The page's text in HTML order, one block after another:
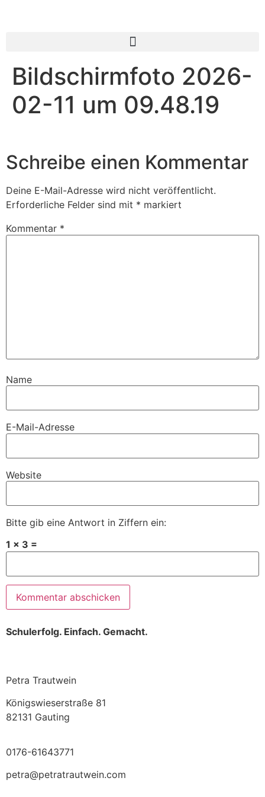
Bildschirmfoto 2026-
02-11 um 09.48.19
Schreibe einen Kommentar
Deine E-Mail-Adresse wird nicht veröffentlicht.
Erforderliche Felder sind mit * markiert
Kommentar *
Name
E-Mail-Adresse
Website
Bitte gib eine Antwort in Ziffern ein:
1 × 3 =
Schulerfolg. Einfach. Gemacht.
Petra Trautwein
Königswieserstraße 81
82131 Gauting
0176-61643771
petra@petratrautwein.com